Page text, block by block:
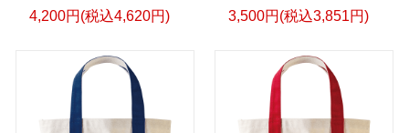
世界をもっと知りたい人へ。
UCS Terimbaは、一杯のコーヒーから始まるライフスタイル
を提案します。
English
4,200円(税込4,620円) 3,500円(税込3,851円)